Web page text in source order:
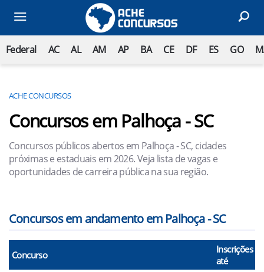
Federal AC AL AM AP BA CE DF ES GO
ACHE CONCURSOS
Concursos em Palhoça - SC
Concursos públicos abertos em Palhoça - SC, cidades
próximas e estaduais em 2026. Veja lista de vagas e
oportunidades de carreira pública na sua região.
Concursos em andamento em Palhoça - SC
Concurso
Inscrições
até